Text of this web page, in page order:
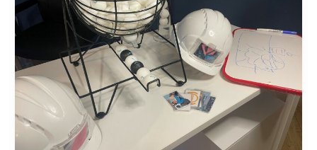
idées
d’ateliers
animations
sécurité
au
travail
2025